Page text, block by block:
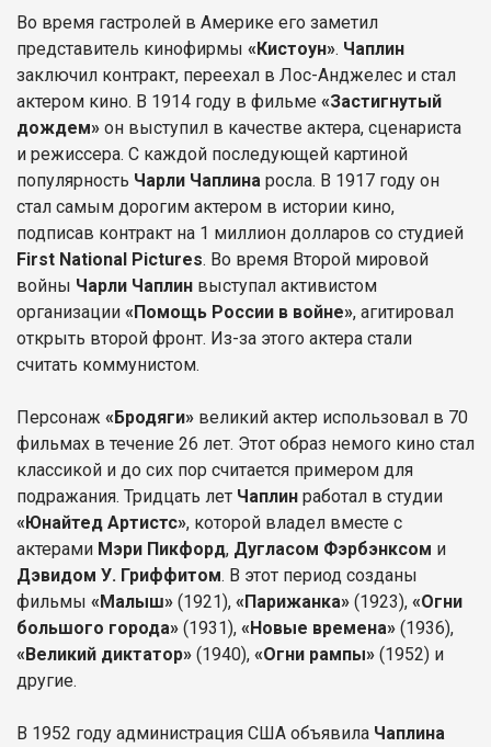
Во время гастролей в Америке его заметил
представитель кинофирмы «Кистоун». Чаплин
заключил контракт, переехал в Лос-Анджелес и стал
актером кино. В 1914 году в фильме «Застигнутый
дождем» он выступил в качестве актера, сценариста
и режиссера. С каждой последующей картиной
популярность Чарли Чаплина росла. В 1917 году он
стал самым дорогим актером в истории кино,
подписав контракт на 1 миллион долларов со студией
First National Pictures. Во время Второй мировой
войны Чарли Чаплин выступал активистом
организации «Помощь России в войне», агитировал
открыть второй фронт. Из-за этого актера стали
считать коммунистом.
Персонаж «Бродяги» великий актер использовал в 70
фильмах в течение 26 лет. Этот образ немого кино стал
классикой и до сих пор считается примером для
подражания. Тридцать лет Чаплин работал в студии
«Юнайтед Артистс», которой владел вместе с
актерами Мэри Пикфорд, Дугласом Фэрбэнксом и
Дэвидом У. Гриффитом. В этот период созданы
фильмы «Малыш» (1921), «Парижанка» (1923), «Огни
большого города» (1931), «Новые времена» (1936),
«Великий диктатор» (1940), «Огни рампы» (1952) и
другие.
В 1952 году администрация США объявила Чаплина